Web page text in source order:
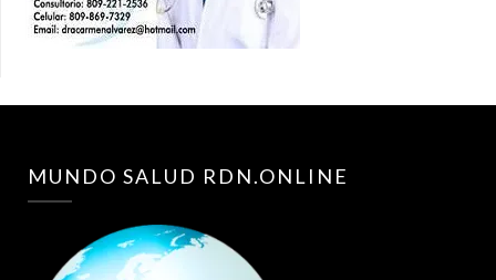
MUNDO SALUD RDN.ONLINE